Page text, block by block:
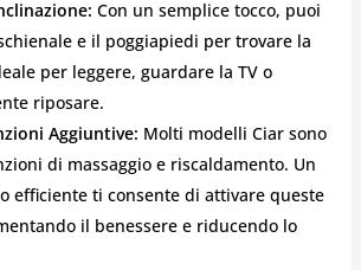
Con un semplice tocco, puoi
e il poggiapiedi per trovare la
per leggere, guardare la TV o
riposare.
Aggiuntive: Molti modelli Ciar sono
di massaggio e riscaldamento. Un
efficiente ti consente di attivare queste
il benessere e riducendo lo